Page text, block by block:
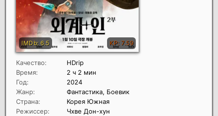
Качество:
HDrip
Время:
2 ч 2 мин
Год:
2024
Жанр:
Фантастика, Боевик
Страна:
Корея Южная
Режиссер:
Чхве Дон-хун